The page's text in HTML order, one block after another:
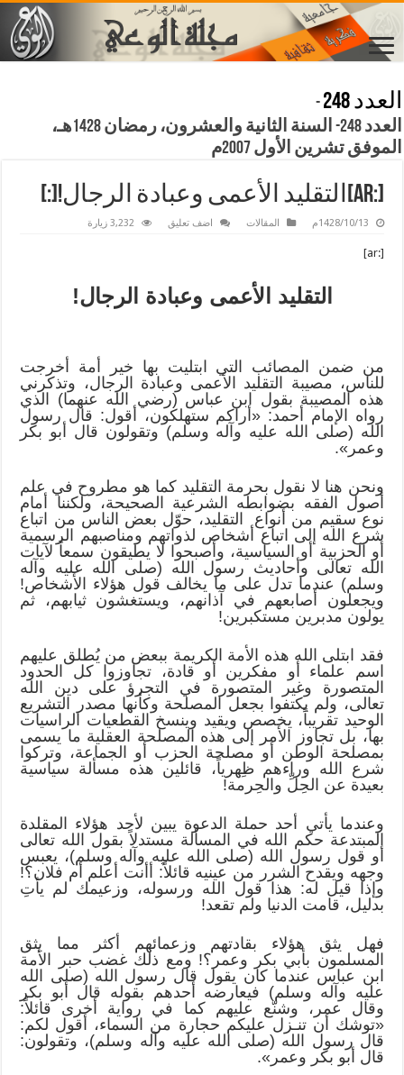
العدد 248
-
العدد 248- السنة الثانية والعشرون، رمضان 1428هـ،
الموفق تشرين الأول 2007م
[:ar]التقليد الأعمى وعبادة الرجال![:]
1428/10/13م المقالات اضف تعليق 3,232 زيارة
[:ar]
التقليد الأعمى وعبادة الرجال!
من ضمن المصائب التي ابتليت بها خير أمة أخرجت
للناس، مصيبة التقليد الأعمى وعبادة الرجال، وتذكرني
هذه المصيبة بقول ابن عباس (رضي الله عنهما) الذي
رواه الإمام أحمد: «أراكم ستهلكون، أقول: قال رسول
الله (صلى الله عليه وآله وسلم) وتقولون قال أبو بكر
وعمر».
ونحن هنا لا نقول بحرمة التقليد كما هو مطروح في علم
أصول الفقه بضوابطه الشرعية الصحيحة، ولكننا أمام
نوع سقيم من أنواع التقليد، حوّل بعض الناس من اتباع
شرع الله إلى اتباع أشخاص لذواتهم ومناصبهم الرسمية
أو الحزبية أو السياسية، وأصبحوا لا يطيقون سمعاً لآيات
الله تعالى وأحاديث رسول الله (صلى الله عليه وآله
وسلم) عندما تدل على ما يخالف قول هؤلاء الأشخاص!
ويجعلون أصابعهم في آذانهم، ويستغشون ثيابهم، ثم
يولون مدبرين مستكبرين!
فقد ابتلى الله هذه الأمة الكريمة ببعض من يُطلق عليهم
اسم علماء أو مفكرين أو قادة، تجاوزوا كل الحدود
المتصورة وغير المتصورة في التجرؤ على دين الله
تعالى، ولم يكتفوا بجعل المصلحة وكأنها مصدر التشريع
الوحيد تقريباً، يخصص ويقيد وينسخ القطعيات الراسيات
بها، بل تجاوز الأمر إلى هذه المصلحة العقلية ما يسمى
بمصلحة الوطن أو مصلحة الحزب أو الجماعة، وتركوا
شرع الله وراءهم ظِهرياً، قائلين هذه مسألة سياسية
بعيدة عن الحِلِّ والحِرمة!
وعندما يأتي أحد حملة الدعوة يبين لأحد هؤلاء المقلدة
المبتدعة حكم الله في المسألة مستدلاً بقول الله تعالى
أو قول رسول الله (صلى الله عليه وآله وسلم)، يعبس
وجهه ويقدح الشرر من عينيه قائلاً: أأنت أعلم أم فلان؟!
وإذا قيل له: هذا قول الله ورسوله، وزعيمك لم يأتِ
بدليل، قامت الدنيا ولم تقعد!
فهل يثق هؤلاء بقادتهم وزعمائهم أكثر مما يثق
المسلمون بأبي بكر وعمر؟! ومع ذلك غضب حبر الأمة
ابن عباس عندما كان يقول قال رسول الله (صلى الله
عليه وآله وسلم) فيعارضه أحدهم بقوله قال أبو بكر
وقال عمر، وشنّع عليهم كما في رواية أخرى قائلاً:
«توشك أن تنـزل عليكم حجارة من السماء، أقول لكم:
قال رسول الله (صلى الله عليه وآله وسلم)، وتقولون:
قال أبو بكر وعمر».